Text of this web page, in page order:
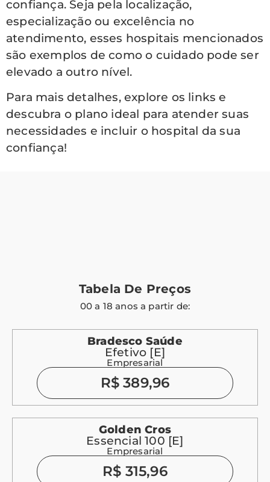
confiança. Seja pela localização,
especialização ou excelência no
atendimento, esses hospitais mencionados
são exemplos de como o cuidado pode ser
elevado a outro nível.
Para mais detalhes, explore os links e
descubra o plano ideal para atender suas
necessidades e incluir o hospital da sua
confiança!
Tabela De Preços
00 a 18 anos a partir de:
Bradesco Saúde
Efetivo [E]
Empresarial
R$ 389,96
Golden Cros
Essencial 100 [E]
Empresarial
R$ 315,96